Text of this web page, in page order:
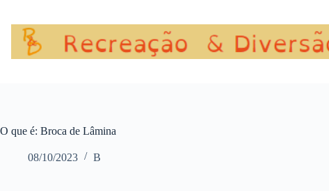
conteúdo
O que é: Broca de Lâmina
08/10/2023 B